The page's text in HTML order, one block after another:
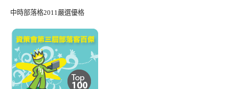
中時部落格2011嚴選優格